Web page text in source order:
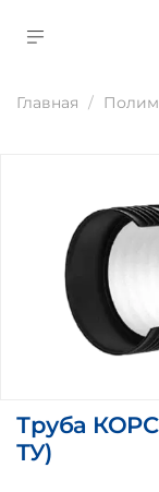
Главная
Труба
ТУ)